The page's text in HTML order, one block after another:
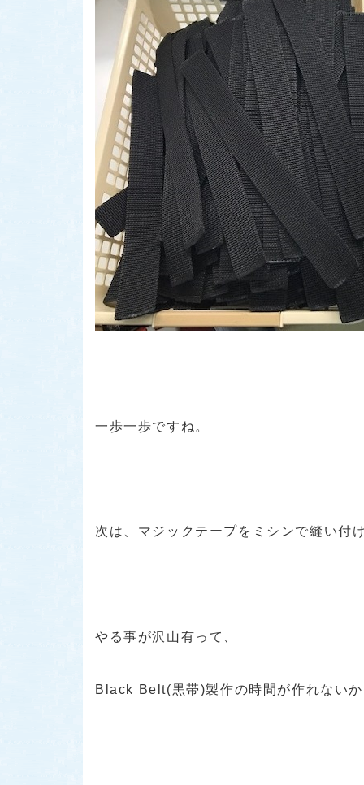
一歩一歩ですね。
次は、マジックテープをミシンで縫い付
やる事が沢山有って、
Black Belt(黒帯)製作の時間が作れない